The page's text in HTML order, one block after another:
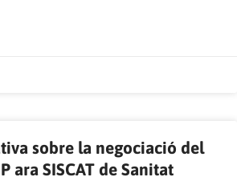
sobre la negociació del
ara SISCAT de Sanitat